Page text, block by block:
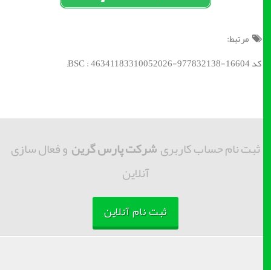
مرتبط:
کد BSC : 46341183310052026-977832138-16604;
ثبت نام حساب کاربریشرکت پارس گرینو فعال سازی
آنلاین
ثبت نام آنلاین